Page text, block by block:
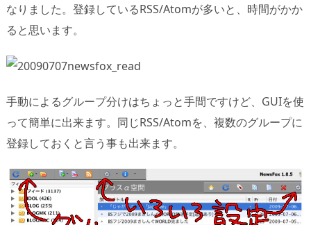
なりました。登録しているRSS/Atomが多いと、時間がかか
ると思います。
手動によるグループ分けはちょっと手間ですけど、GUIを使
って簡単に出来ます。同じRSS/Atomを、複数のグループに
登録しておくと言う事も出来ます。